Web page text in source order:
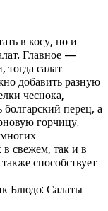
в косу, но и
Главное —
салат
добавить разную
чеснока,
перец, а
горчицу.
в свежем, так и в
способствует
Блюдо: Салаты